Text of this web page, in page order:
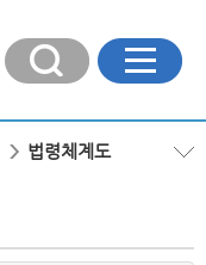
법령체계도